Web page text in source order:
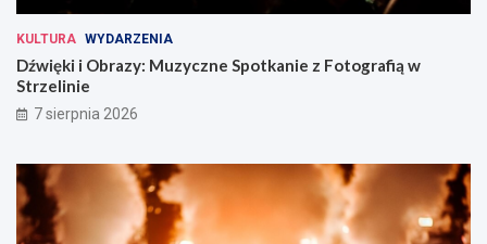
KULTURA WYDARZENIA
Dźwięki i Obrazy: Muzyczne Spotkanie z Fotografią w
Strzelinie
7 sierpnia 2026